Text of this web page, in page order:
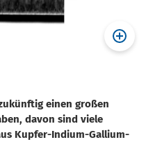
einen großen
davon sind viele
Kupfer-Indium-Gallium-